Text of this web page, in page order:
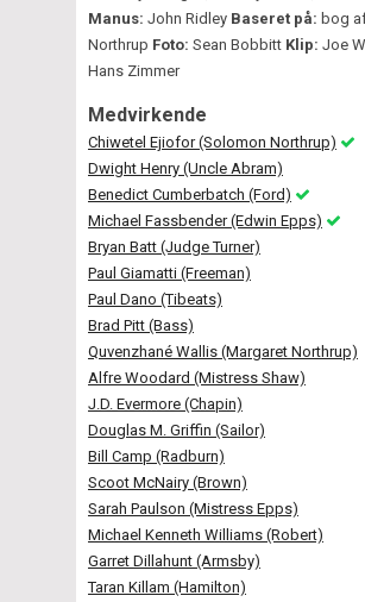
Manus: John Ridley Baseret på: bog
Northrup Foto: Sean Bobbitt Klip: Joe
Hans Zimmer
Medvirkende
Chiwetel Ejiofor (Solomon Northrup)
Dwight Henry (Uncle Abram)
Benedict Cumberbatch (Ford)
Michael Fassbender (Edwin Epps)
Bryan Batt (Judge Turner)
Paul Giamatti (Freeman)
Paul Dano (Tibeats)
Brad Pitt (Bass)
Quvenzhané Wallis (Margaret Northrup)
Alfre Woodard (Mistress Shaw)
J.D. Evermore (Chapin)
Douglas M. Griffin (Sailor)
Bill Camp (Radburn)
Scoot McNairy (Brown)
Sarah Paulson (Mistress Epps)
Michael Kenneth Williams (Robert)
Garret Dillahunt (Armsby)
Taran Killam (Hamilton)